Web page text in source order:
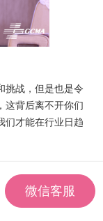
挑战，但是也是令
这背后离不开你们
们才能在行业日趋
微信客服